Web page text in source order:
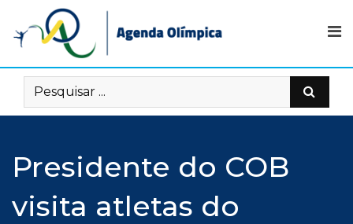
content
Presidente do COB
visita atletas do